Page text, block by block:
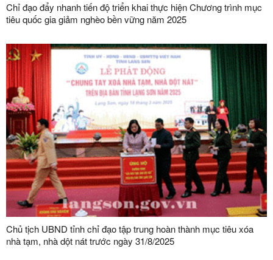
Chỉ đạo đẩy nhanh tiến độ triển khai thực hiện Chương trình mục
tiêu quốc gia giảm nghèo bền vững năm 2025
Chủ tịch UBND tỉnh chỉ đạo tập trung hoàn thành mục tiêu xóa
nhà tạm, nhà dột nát trước ngày 31/8/2025